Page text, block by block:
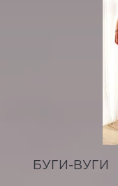
БУГИ-ВУГИ